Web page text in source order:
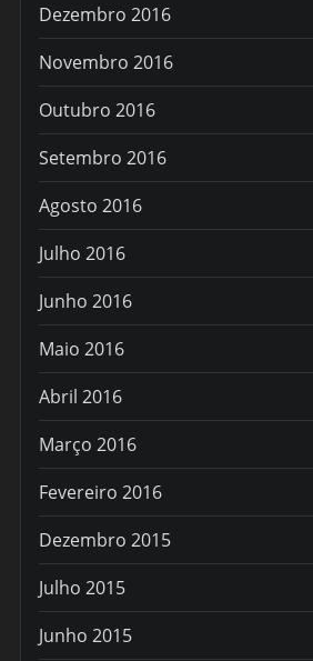
Dezembro 2016
Novembro 2016
Outubro 2016
Setembro 2016
Agosto 2016
Julho 2016
Junho 2016
Maio 2016
Abril 2016
Março 2016
Fevereiro 2016
Dezembro 2015
Julho 2015
Junho 2015